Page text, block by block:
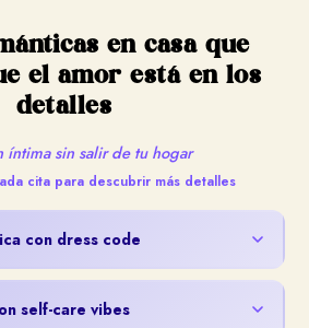
en casa que
el amor está en los
detalles
íntima sin salir de tu hogar
cita para descubrir más detalles
con dress code
self-care vibes